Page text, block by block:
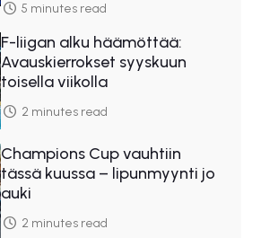
5 minutes read
F-liigan alku häämöttää:
Avauskierrokset syyskuun
toisella viikolla
2 minutes read
Champions Cup vauhtiin
tässä kuussa – lipunmyynti jo
auki
2 minutes read